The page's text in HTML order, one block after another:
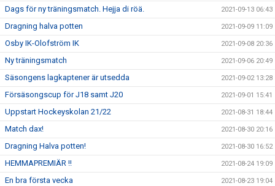
Dags för ny träningsmatch. Hejja di röä. 2021-09-13 06:43
Dragning halva potten 2021-09-09 11:09
Osby IK-Olofström IK 2021-09-08 20:36
Ny träningsmatch 2021-09-06 20:49
Säsongens lagkaptener är utsedda 2021-09-02 13:28
Försäsongscup för J18 samt J20 2021-09-01 15:41
Uppstart Hockeyskolan 21/22 2021-08-31 18:44
Match dax! 2021-08-30 20:16
Dragning Halva potten! 2021-08-30 16:52
HEMMAPREMIÄR !! 2021-08-24 19:09
En bra första vecka 2021-08-23 19:04